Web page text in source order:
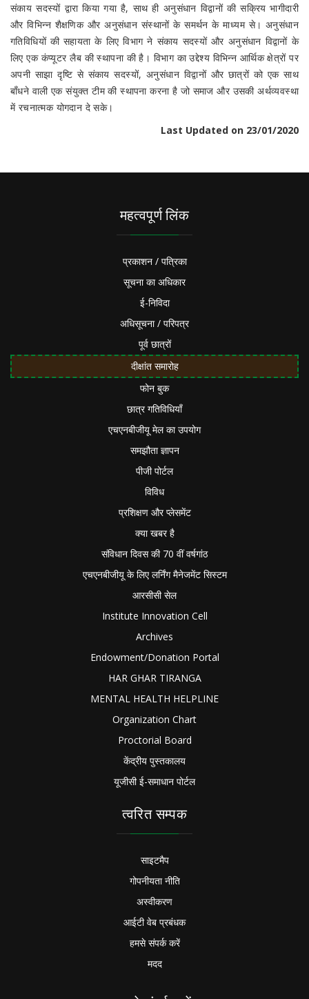
संकाय सदस्यों द्वारा किया गया है, साथ ही अनुसंधान विद्वानों की सक्रिय भागीदारी
और विभिन्न शैक्षणिक और अनुसंधान संस्थानों के समर्थन के माध्यम से। अनुसंधान
गतिविधियों की सहायता के लिए विभाग ने संकाय सदस्यों और अनुसंधान विद्वानों के
लिए एक कंप्यूटर लैब की स्थापना की है। विभाग का उद्देश्य विभिन्न आर्थिक क्षेत्रों पर
अपनी साझा दृष्टि से संकाय सदस्यों, अनुसंधान विद्वानों और छात्रों को एक साथ
बाँधने वाली एक संयुक्त टीम की स्थापना करना है जो समाज और उसकी अर्थव्यवस्था
में रचनात्मक योगदान दे सके।
Last Updated on 23/01/2020
महत्वपूर्ण लिंक
प्रकाशन / पत्रिका
सूचना का अधिकार
ई-निविदा
अधिसूचना / परिपत्र
पूर्व छात्रों
दीक्षांत समारोह
फोन बुक
छात्र गतिविधियाँ
एचएनबीजीयू मेल का उपयोग
समझौता ज्ञापन
पीजी पोर्टल
विविध
प्रशिक्षण और प्लेसमेंट
क्या खबर है
संविधान दिवस की 70 वीं वर्षगांठ
एचएनबीजीयू के लिए लर्निंग मैनेजमेंट सिस्टम
आरसीसी सेल
Institute Innovation Cell
Archives
Endowment/Donation Portal
HAR GHAR TIRANGA
MENTAL HEALTH HELPLINE
Organization Chart
Proctorial Board
केंद्रीय पुस्तकालय
यूजीसी ई-समाधान पोर्टल
त्वरित सम्पक
साइटमैप
गोपनीयता नीति
अस्वीकरण
आईटी वेब प्रबंधक
हमसे संपर्क करें
मदद